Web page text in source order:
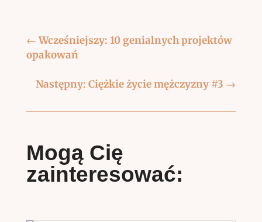
←Wcześniejszy: 10 genialnych projektów
opakowań
Następny: Ciężkie życie mężczyzny #3 →
Mogą Cię
zainteresować: